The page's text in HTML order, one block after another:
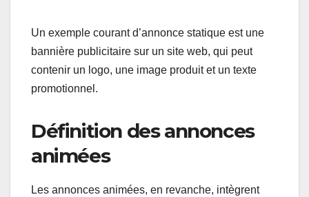
Un exemple courant d’annonce statique est une
bannière publicitaire sur un site web, qui peut
contenir un logo, une image produit et un texte
promotionnel.
Définition des annonces
animées
Les annonces animées, en revanche, intègrent